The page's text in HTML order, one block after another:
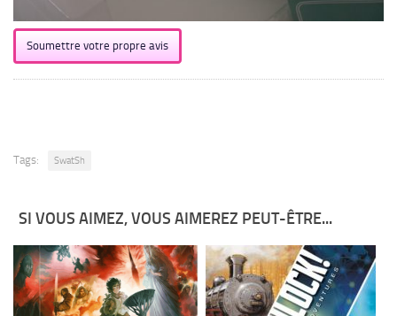
Soumettre votre propre avis
Tags: SwatSh
SI VOUS AIMEZ, VOUS AIMEREZ PEUT-ÊTRE...